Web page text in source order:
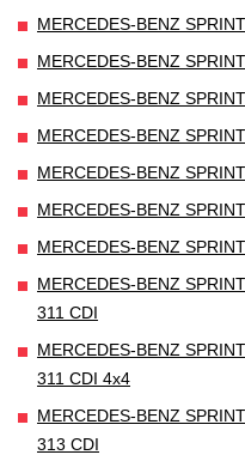
MERCEDES-BENZ
MERCEDES-BENZ
MERCEDES-BENZ
MERCEDES-BENZ
MERCEDES-BENZ
MERCEDES-BENZ
MERCEDES-BENZ
MERCEDES-BENZ
311 CDI
MERCEDES-BENZ
311 CDI 4x4
MERCEDES-BENZ
313 CDI